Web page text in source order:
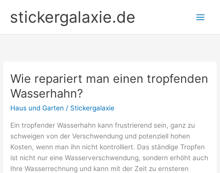
Inhaltstickergalaxie.de
Wie repariert man einen tropfenden
Wasserhahn?
Haus und Garten / Stickergalaxie
Ein tropfender Wasserhahn kann frustrierend sein, ganz zu
schweigen von der Verschwendung und potenziell hohen
Kosten, wenn man ihn nicht kontrolliert. Das ständige Tropfen
ist nicht nur eine Wasserverschwendung, sondern erhöht auch
Ihre Wasserrechnung und kann mit der Zeit zu ernsteren